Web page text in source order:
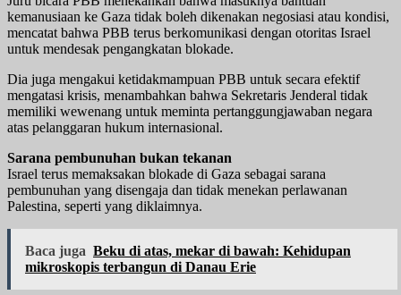
kemanusiaan ke Gaza tidak boleh dikenakan negosiasi atau kondisi,
mencatat bahwa PBB terus berkomunikasi dengan otoritas Israel
untuk mendesak pengangkatan blokade.
Dia juga mengakui ketidakmampuan PBB untuk secara efektif
mengatasi krisis, menambahkan bahwa Sekretaris Jenderal tidak
memiliki wewenang untuk meminta pertanggungjawaban negara
atas pelanggaran hukum internasional.
Sarana pembunuhan bukan tekanan
Israel terus memaksakan blokade di Gaza sebagai sarana
pembunuhan yang disengaja dan tidak menekan perlawanan
Palestina, seperti yang diklaimnya.
Baca juga Beku di atas, mekar di bawah: Kehidupan
mikroskopis terbangun di Danau Erie